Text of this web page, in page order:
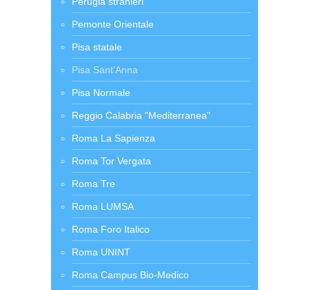
Pemonte Orientale
Pisa statale
Pisa Sant'Anna
Pisa Normale
Reggio Calabria "Mediterranea"
Roma La Sapienza
Roma Tor Vergata
Roma Tre
Roma LUMSA
Roma Foro Italico
Roma UNINT
Roma Campus Bio-Medico